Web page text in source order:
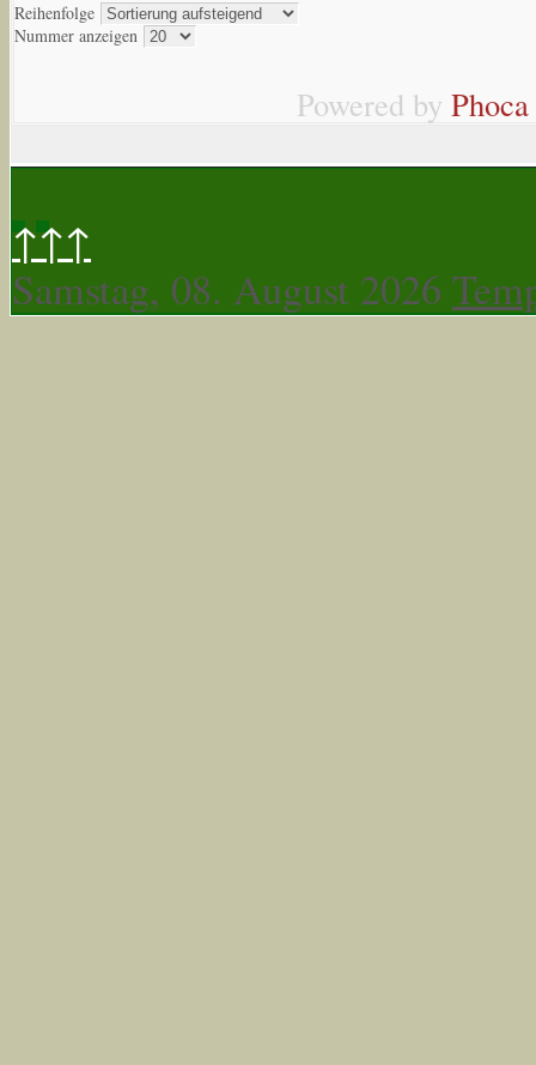
Reihenfolge
Nummer anzeigen
Powered byPhoca
↑↑↑
Samstag, 08. August 2026